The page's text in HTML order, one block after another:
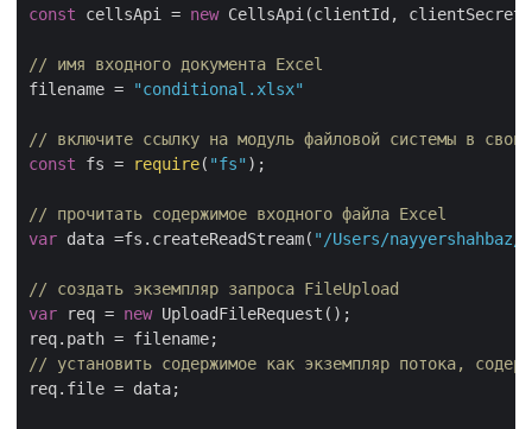
const cellsApi = new CellsApi(clientId,
// имя входного документа Excel
filename =
"conditional.xlsx"
// включите ссылку на модуль файловой системы в свой
const fs = require( "fs" );
// прочитать содержимое входного файла Excel
var data =fs.createReadStream( "/Users/nayyershahbaz/
// создать экземпляр запроса FileUpload
var req = new UploadFileRequest();
// установить содержимое как экземпляр потока,
req.file = data;